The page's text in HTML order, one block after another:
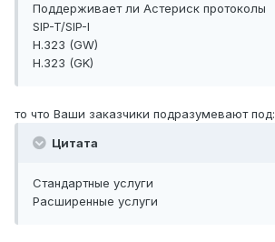
Поддерживает ли Астериск протоколы
SIP-T/SIP-I
H.323 (GW)
H.323 (GK)
то что Ваши заказчики подразумевают под:
Цитата
Стандартные услуги
Расширенные услуги